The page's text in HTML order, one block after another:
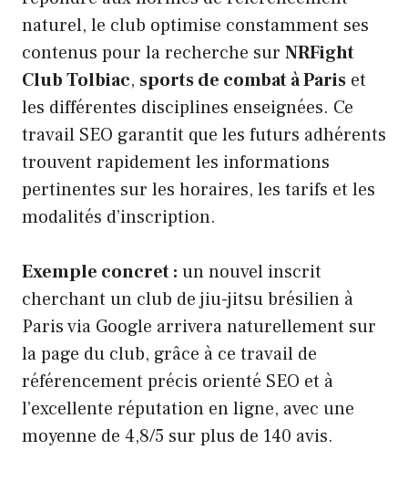
naturel, le club optimise constamment ses
contenus pour la recherche sur NRFight
Club Tolbiac, sports de combat à Paris et
les différentes disciplines enseignées. Ce
travail SEO garantit que les futurs adhérents
trouvent rapidement les informations
pertinentes sur les horaires, les tarifs et les
modalités d’inscription.
Exemple concret : un nouvel inscrit
cherchant un club de jiu-jitsu brésilien à
Paris via Google arrivera naturellement sur
la page du club, grâce à ce travail de
référencement précis orienté SEO et à
l’excellente réputation en ligne, avec une
moyenne de 4,8/5 sur plus de 140 avis.